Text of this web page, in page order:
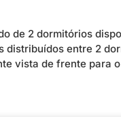
de 2 dormitórios
distribuídos entre 2
vista de frente para